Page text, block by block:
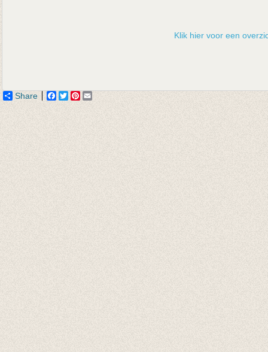
Klik hier voor een
Share Facebook
TwitterPinterest